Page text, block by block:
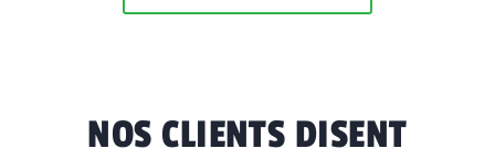
NOS CLIENTS DISENT